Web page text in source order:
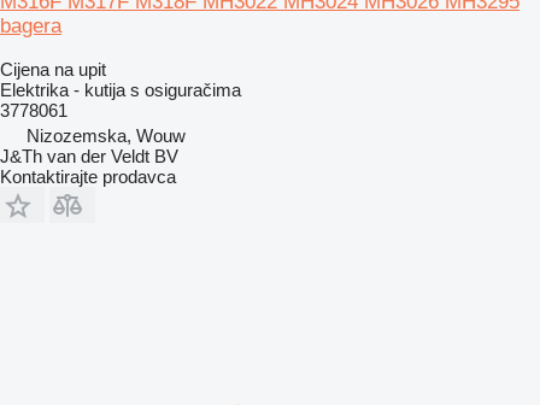
bagera
Cijena na upit
Elektrika - kutija s osiguračima
3778061
Nizozemska, Wouw
J&Th van der Veldt BV
Kontaktirajte prodavca